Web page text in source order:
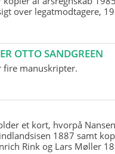
over legatmodtagere,
OTTO SANDGREEN
manuskripter.
et kort, hvorpå
1887 samt
Rink og Lars Møller